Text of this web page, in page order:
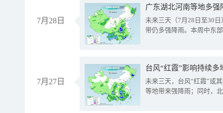
7月28日
广东湖北河南等地多
未来三天（7月28日至30
带仍多强降雨。本周中东
7月27日
台风“红霞”影响持续
未来三天，台风“红霞”或
等地带来强降雨；同时，